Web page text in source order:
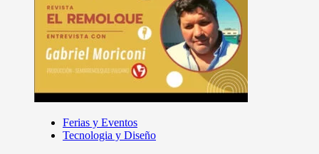
Ferias y Eventos
Tecnologia y Diseño